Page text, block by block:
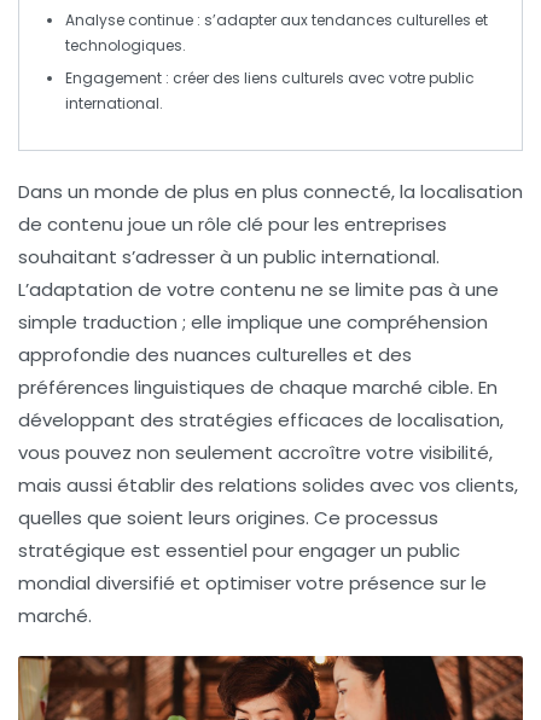
Analyse continue : s’adapter aux tendances culturelles et
technologiques.
Engagement : créer des liens culturels avec votre public
international.
Dans un monde de plus en plus connecté, la localisation
de contenu joue un rôle clé pour les entreprises
souhaitant s’adresser à un public international.
L’adaptation de votre contenu ne se limite pas à une
simple traduction ; elle implique une compréhension
approfondie des nuances culturelles et des
préférences linguistiques de chaque marché cible. En
développant des stratégies efficaces de localisation,
vous pouvez non seulement accroître votre visibilité,
mais aussi établir des relations solides avec vos clients,
quelles que soient leurs origines. Ce processus
stratégique est essentiel pour engager un public
mondial diversifié et optimiser votre présence sur le
marché.